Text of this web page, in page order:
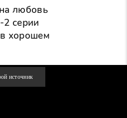
любовь
серии
хорошем
источник